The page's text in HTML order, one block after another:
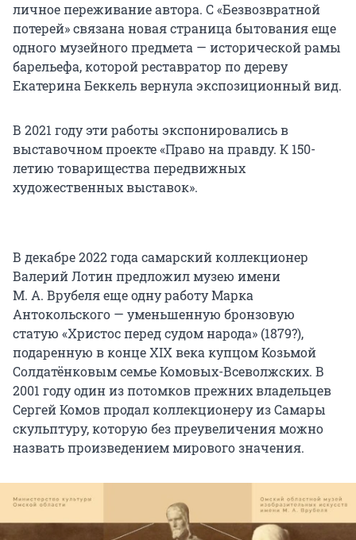
личное переживание автора. С «Безвозвратной
потерей» связана новая страница бытования еще
одного музейного предмета — исторической рамы
барельефа, которой реставратор по дереву
Екатерина Беккель вернула экспозиционный вид.
В 2021 году эти работы экспонировались в
выставочном проекте «Право на правду. К 150-
летию товарищества передвижных
художественных выставок».
В декабре 2022 года самарский коллекционер
Валерий Лотин предложил музею имени
М. А. Врубеля еще одну работу Марка
Антокольского — уменьшенную бронзовую
статую «Христос перед судом народа» (1879?),
подаренную в конце XIX века купцом Козьмой
Солдатёнковым семье Комовых-Всеволжских. В
2001 году один из потомков прежних владельцев
Сергей Комов продал коллекционеру из Самары
скульптуру, которую без преувеличения можно
назвать произведением мирового значения.